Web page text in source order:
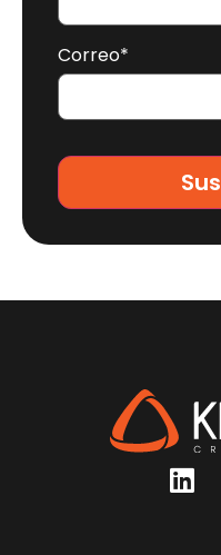
Correo*